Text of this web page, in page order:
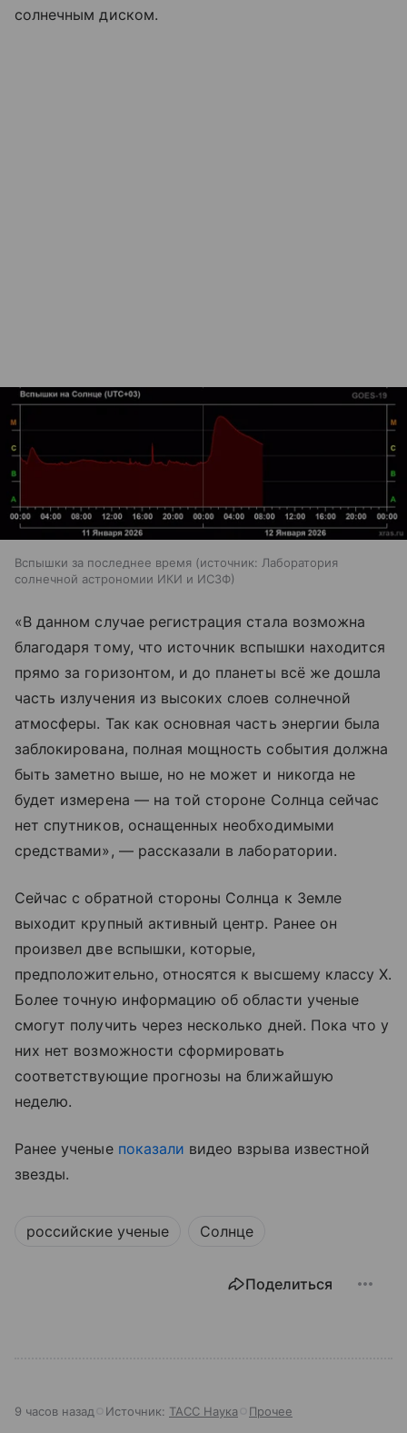
солнечным диском.
Вспышки за последнее время источник: Лаборатория
солнечной астрономии ИКИ и ИСЗФ
«В данном случае регистрация стала возможна
благодаря тому, что источник вспышки находится
прямо за горизонтом, и до планеты всё же дошла
часть излучения из высоких слоев солнечной
атмосферы. Так как основная часть энергии была
заблокирована, полная мощность события должна
быть заметно выше, но не может и никогда не
будет измерена — на той стороне Солнца сейчас
нет спутников, оснащенных необходимыми
средствами», — рассказали в лаборатории.
Сейчас с обратной стороны Солнца к Земле
выходит крупный активный центр. Ранее он
произвел две вспышки, которые,
предположительно, относятся к высшему классу X.
Более точную информацию об области ученые
смогут получить через несколько дней. Пока что у
них нет возможности сформировать
соответствующие прогнозы на ближайшую
неделю.
Ранее ученые показали видео взрыва известной
звезды.
российские ученые Солнце
Поделиться
9 часов назад Источник: ТАСС Наука Прочее